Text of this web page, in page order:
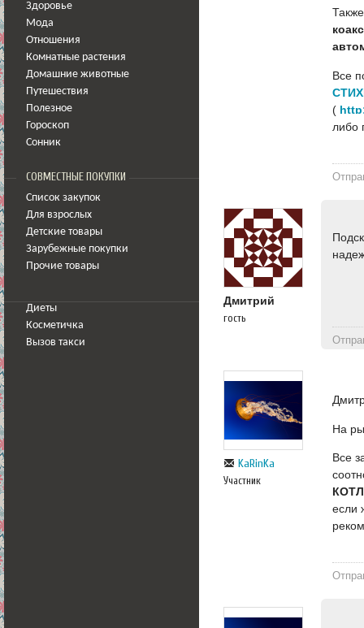
Здоровье
Мода
Отношения
Комнатные растения
Домашние животные
Путешествия
Полезное
Гороскоп
Сонник
СОВМЕСТНЫЕ ПОКУПКИ
Список закупок
Для взрослых
Детские товары
Зарубежные покупки
Прочие товары
Диеты
Косметичка
Вызов такси
Все
(
либо
Дмитрий
гость
KaRinKa
Участник
На
Все
если